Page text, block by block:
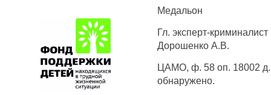
Медальон
Гл. эксперт-
Дорошенко А.В.
ЦАМО, ф. 58 оп. 18002 д.
обнаружено.